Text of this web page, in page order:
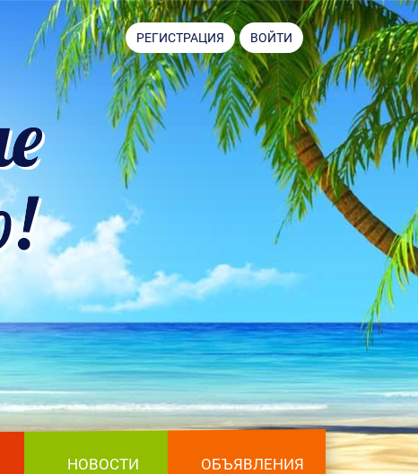
ВОЙТИ
РЕГИСТРАЦИЯ
НОВОСТИ ОБЪЯВЛЕНИЯ